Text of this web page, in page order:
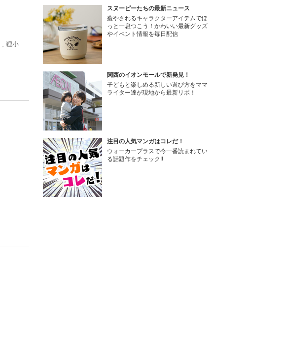
, 狸小
スヌーピーたちの最新ニュース
癒やされるキャラクターアイテムでほ
っと一息つこう！かわいい最新グッズ
やイベント情報を毎日配信
関西のイオンモールで新発見！
子どもと楽しめる新しい遊び方をママ
ライター達が現地から最新リポ！
注目の人気マンガはコレだ！
ウォーカープラスで今一番読まれてい
る話題作をチェック!!